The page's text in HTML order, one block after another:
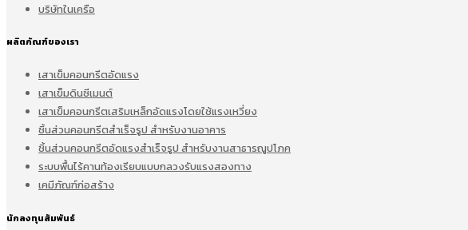
บริษัทในเครือ
ผลิตภัณฑ์ของเรา
เสาเข็มคอนกรีตอัดแรง
เสาเข็มดินซีเมนต์
เสาเข็มคอนกรีตเสริมเหล็กอัดแรงโดยใช้แรงเหวี่ยง
ชิ้นส่วนคอนกรีตสำเร็จรูป สำหรับงานอาคาร
ชิ้นส่วนคอนกรีตอัดแรงสำเร็จรูป สำหรับงานสาธารณูปโภค
ระบบพื้นไร้คานท้องเรียบแบบกลวงรับแรงสองทาง
เคมีภัณฑ์ก่อสร้าง
นักลงทุนสัมพันธ์